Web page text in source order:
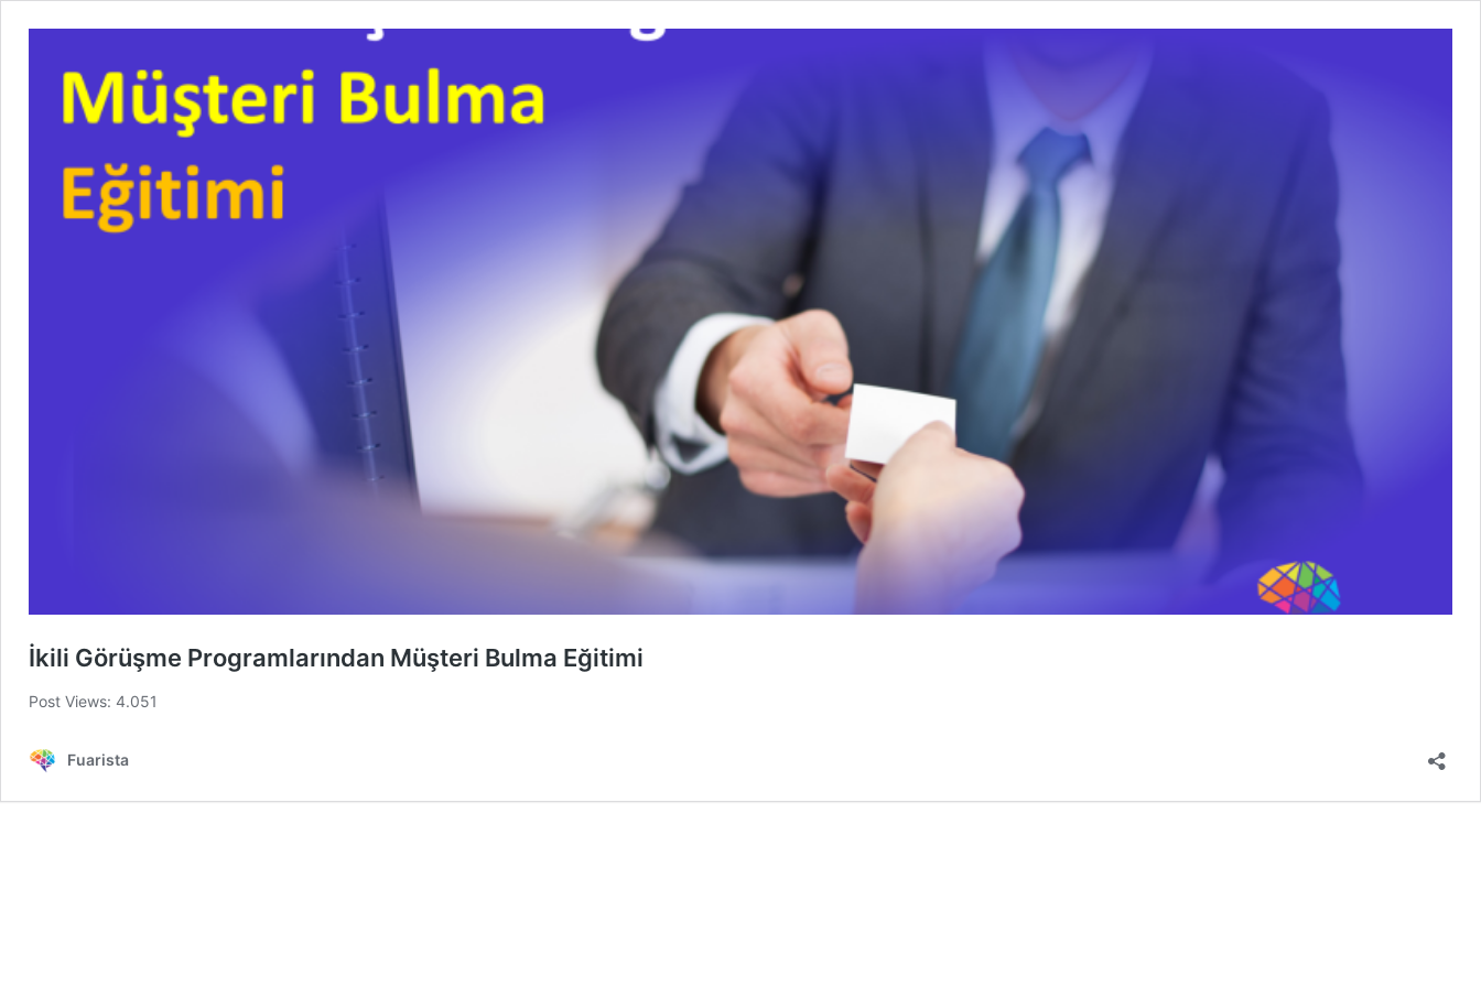
İkili Görüşme Programlarından Müşteri Bulma Eğitimi
Post Views: 4.051
Fuarista